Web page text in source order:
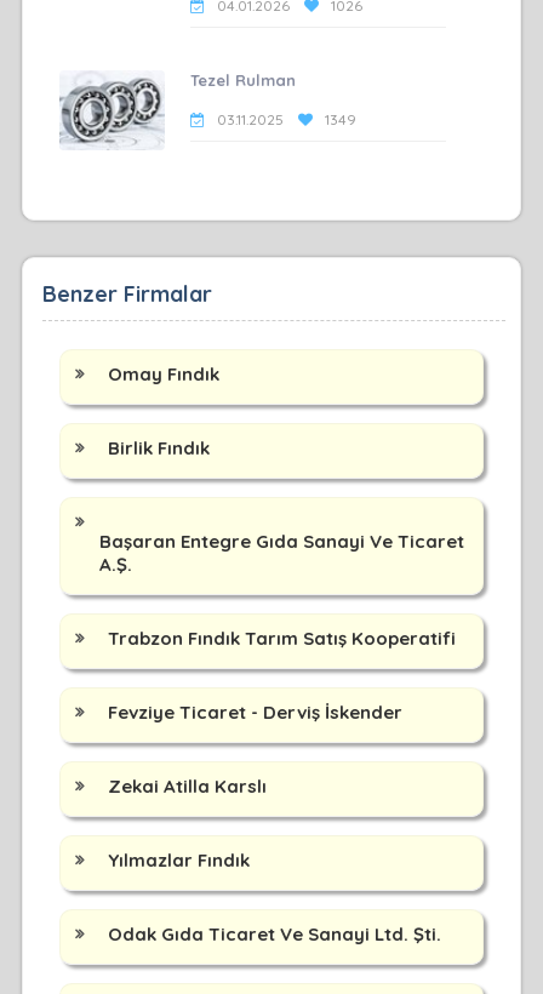
04.01.2026 1026
Tezel Rulman
03.11.2025 1349
Benzer Firmalar
Omay Fındık
Birlik Fındık
Başaran Entegre Gıda Sanayi Ve Ticaret
A.Ş.
Trabzon Fındık Tarım Satış Kooperatifi
Fevziye Ticaret - Derviş İskender
Zekai Atilla Karslı
Yılmazlar Fındık
Odak Gıda Ticaret Ve Sanayi Ltd. Şti.